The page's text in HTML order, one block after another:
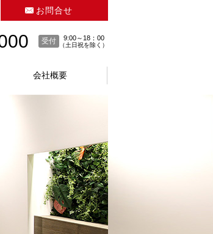
お問合せ
受付 9:00～18：00
（土日祝を除く）
会社概要